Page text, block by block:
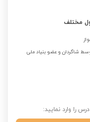
توسط شاگردان و عضو بنیاد ملی
را وارد نمایید: